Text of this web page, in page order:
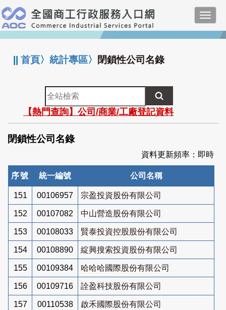
跳
到
主
要
:::
||首頁〉統計專區〉 閉鎖性公司名錄
全
站
檢
索
【熱門查詢】公司/商業/工廠登記資料
閉鎖性公司名錄
資料更新頻率：即時
序號 統一編號 公司名稱
151 00106957 宗盈投資股份有限公司
152 00107082 中山營造股份有限公司
153 00108033 賢泰投資控股股份有限公司
154 00108890 綻興搜索投資股份有限公司
155 00109384 哈哈哈國際股份有限公司
156 00109716 詮盈科技股份有限公司
157 00110538 啟禾國際股份有限公司